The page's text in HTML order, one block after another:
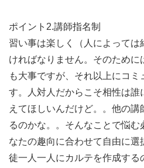
ポイント2.講師指名制
習い事は楽しく（人によって
ければなりません。そのため
も大事ですが、それ以上にコ
す。人対人だからこそ相性は
えてほしいんだけど。。他の
るのかな。。そんなことで悩
なたの趣向に合わせて自由に
徒一人一人にカルテを作成する